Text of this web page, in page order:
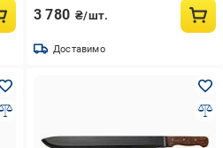
3 780 ₴/шт.
Доставимо